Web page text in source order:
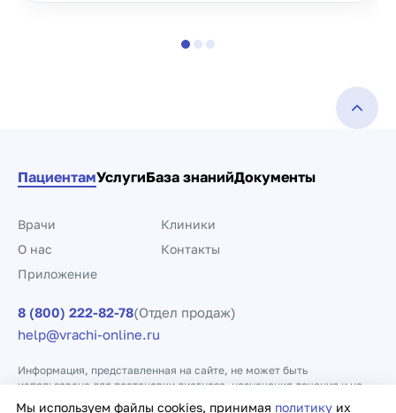
Мы используем файлы cookies, принимая политику их
ПациентамУслугиБаза знанийДокументы
Врачи
Клиники
О нас
Контакты
Приложение
8 (800) 222-82-78(Отдел продаж)
help@vrachi-online.ru
Информация, представленная на сайте, не может быть
использована для постановки диагноза, назначения лечения и не
заменяет прием врача.